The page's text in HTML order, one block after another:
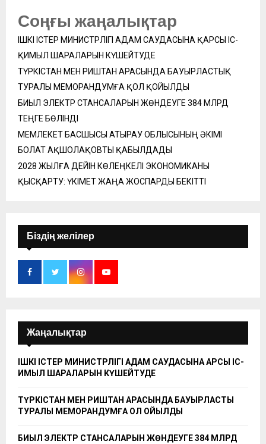
Соңғы жаңалықтар
ІШКІ ІСТЕР МИНИСТРЛІГІ АДАМ САУДАСЫНА ҚАРСЫ ІС-
ҚИМЫЛ ШАРАЛАРЫН КҮШЕЙТУДЕ
ТҮРКІСТАН МЕН РИШТАН АРАСЫНДА БАУЫРЛАСТЫҚ
ТУРАЛЫ МЕМОРАНДУМҒА ҚОЛ ҚОЙЫЛДЫ
БИЫЛ ЭЛЕКТР СТАНСАЛАРЫН ЖӨНДЕУГЕ 384 МЛРД
ТЕҢГЕ БӨЛІНДІ
МЕМЛЕКЕТ БАСШЫСЫ АТЫРАУ ОБЛЫСЫНЫҢ ӘКІМІ
БОЛАТ АҚШОЛАҚОВТЫ ҚАБЫЛДАДЫ
2028 ЖЫЛҒА ДЕЙІН КӨЛЕҢКЕЛІ ЭКОНОМИКАНЫ
ҚЫСҚАРТУ: ҮКІМЕТ ЖАҢА ЖОСПАРДЫ БЕКІТТІ
Біздің желілер
Жаңалықтар
ІШКІ ІСТЕР МИНИСТРЛІГІ АДАМ САУДАСЫНА ҚАРСЫ ІС-
ҚИМЫЛ ШАРАЛАРЫН КҮШЕЙТУДЕ
ТҮРКІСТАН МЕН РИШТАН АРАСЫНДА БАУЫРЛАСТЫҚ
ТУРАЛЫ МЕМОРАНДУМҒА ҚОЛ ҚОЙЫЛДЫ
БИЫЛ ЭЛЕКТР СТАНСАЛАРЫН ЖӨНДЕУГЕ 384 МЛРД